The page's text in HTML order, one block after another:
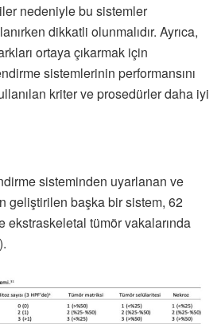
nedeniyle bu sistemler
dikkatli olunmalıdır. Ayrıca,
ortaya çıkarmak için
sistemlerinin performansını
kriter ve prosedürler daha iyi
sisteminden uyarlanan ve
geliştirilen başka bir sistem, 62
ekstraskeletal tümör vakalarında